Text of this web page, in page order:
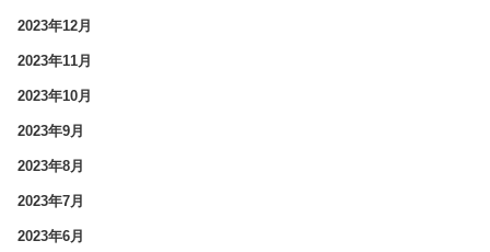
2023年12月
2023年11月
2023年10月
2023年9月
2023年8月
2023年7月
2023年6月